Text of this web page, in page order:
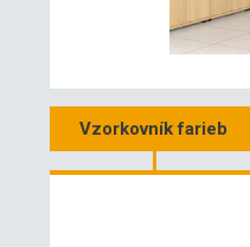
Vzorkovník farieb